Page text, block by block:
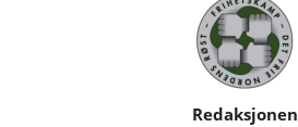
Redaksjonen